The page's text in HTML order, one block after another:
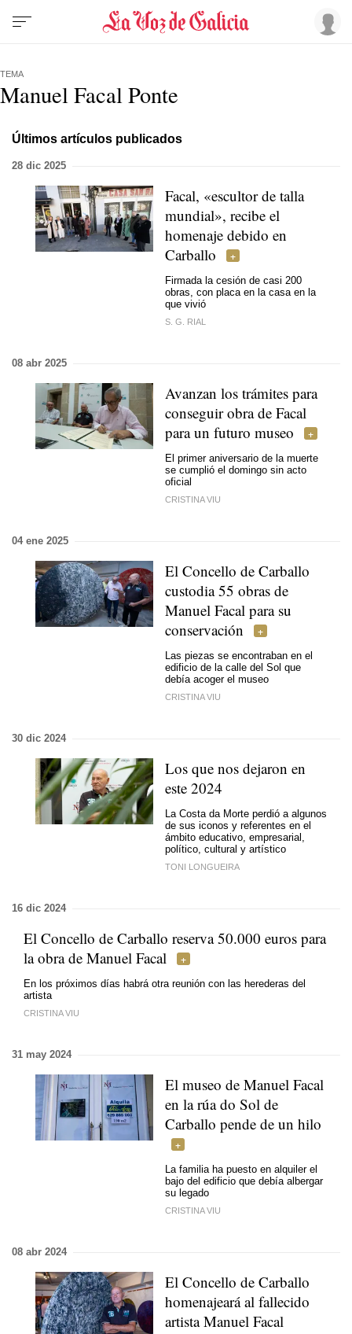
TEMA
Manuel Facal Ponte
Últimos artículos publicados
28 dic 2025
Facal, «escultor de talla
mundial», recibe el
homenaje debido en
Carballo
Firmada la cesión de casi 200
obras, con placa en la casa en la
que vivió
S. G. RIAL
08 abr 2025
Avanzan los trámites para
conseguir obra de Facal
para un futuro museo
El primer aniversario de la muerte
se cumplió el domingo sin acto
oficial
CRISTINA VIU
04 ene 2025
El Concello de Carballo
custodia 55 obras de
Manuel Facal para su
conservación
Las piezas se encontraban en el
edificio de la calle del Sol que
debía acoger el museo
CRISTINA VIU
30 dic 2024
Los que nos dejaron en
este 2024
La Costa da Morte perdió a algunos
de sus iconos y referentes en el
ámbito educativo, empresarial,
político, cultural y artístico
TONI LONGUEIRA
16 dic 2024
El Concello de Carballo reserva 50.000 euros para
la obra de Manuel Facal
En los próximos días habrá otra reunión con las herederas del
artista
CRISTINA VIU
31 may 2024
El museo de Manuel Facal
en larúa do Sol de
Carballo pende de un hilo
La familia ha puesto en alquiler el
bajo del edificio que debía albergar
su legado
CRISTINA VIU
08 abr 2024
El Concello de Carballo
homenajeará al fallecido
artista Manuel Facal